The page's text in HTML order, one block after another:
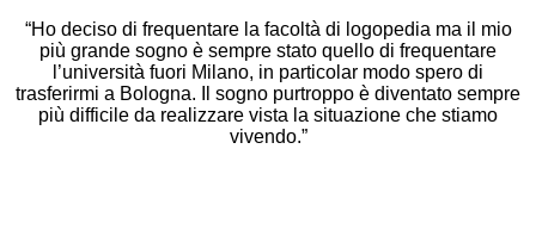
“Ho deciso di frequentare la facoltà di logopedia ma il mio
più grande sogno è sempre stato quello di frequentare
l’università fuori Milano, in particolar modo spero di
trasferirmi a Bologna. Il sogno purtroppo è diventato sempre
più difficile da realizzare vista la situazione che stiamo
vivendo.”